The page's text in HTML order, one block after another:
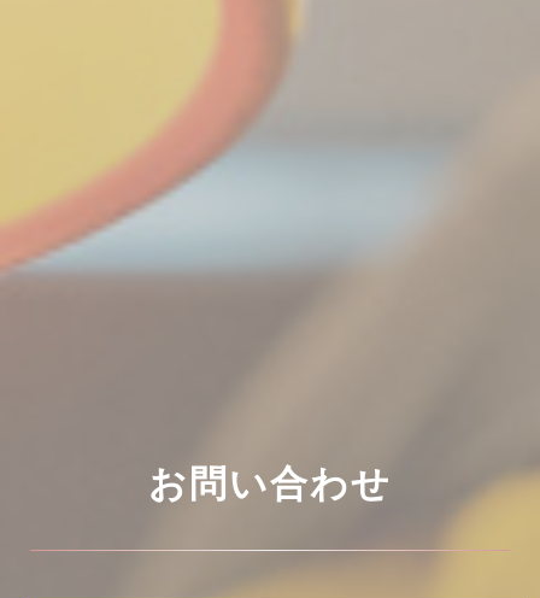
お問い合わせ